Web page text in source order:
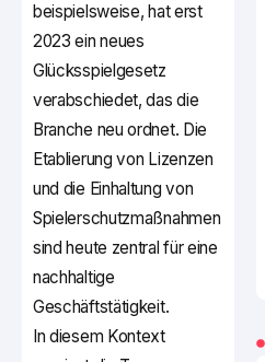
beispielsweise, hat erst
2023 ein neues
Glücksspielgesetz
verabschiedet, das die
Branche neu ordnet. Die
Etablierung von Lizenzen
und die Einhaltung von
Spielerschutzmaßnahmen
sind heute zentral für eine
nachhaltige
Geschäftstätigkeit.
In diesem Kontext